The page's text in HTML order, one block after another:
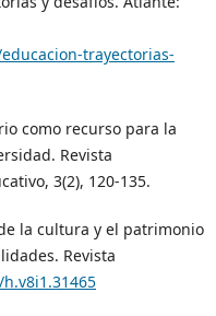
trayectorias-
como recurso para la
Revista
3(2), 120-135.
la cultura y el patrimonio
Revista